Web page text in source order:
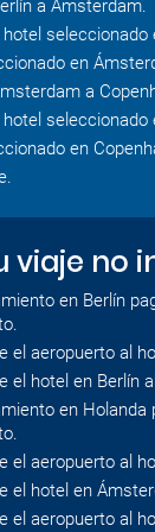
a Ámsterdam.
seleccionado
en
a
seleccionado
en
viaje no
en Berlín
el aeropuerto al
el hotel en Berlín
en Holanda
el aeropuerto al
el hotel en
el aeropuerto al